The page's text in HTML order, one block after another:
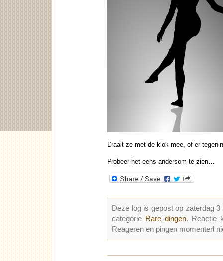
Draait ze met de klok mee, of er
Probeer het eens andersom te zien…
Deze log is gepost op zaterdag
categorie Rare dingen. Reactie
Reageren en pingen momenterl